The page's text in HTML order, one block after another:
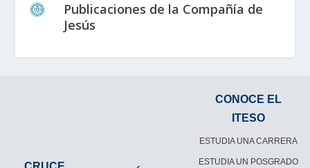
Publicaciones de la Compañía de
Jesús
CONOCE EL
ITESO
ESTUDIA UNA CARRERA
ESTUDIA UN POSGRADO